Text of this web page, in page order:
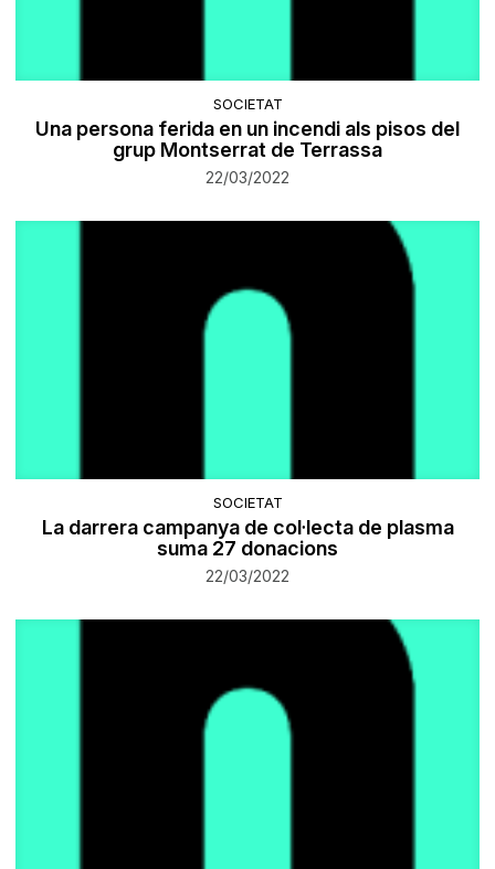
SOCIETAT
Una persona ferida en un incendi als pisos del
grup Montserrat de Terrassa
22/03/2022
SOCIETAT
La darrera campanya de col·lecta de plasma
suma 27 donacions
22/03/2022